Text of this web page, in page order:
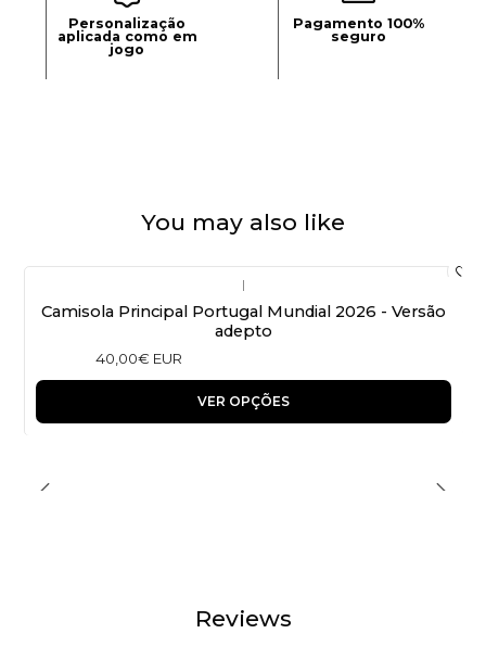
Personalização
aplicada como em
jogo
Pagamento 100%
seguro
You may also like
|
Camisola Principal Portugal Mundial 2026 - Versão
adepto
40,00€ EUR
VER OPÇÕES
Reviews